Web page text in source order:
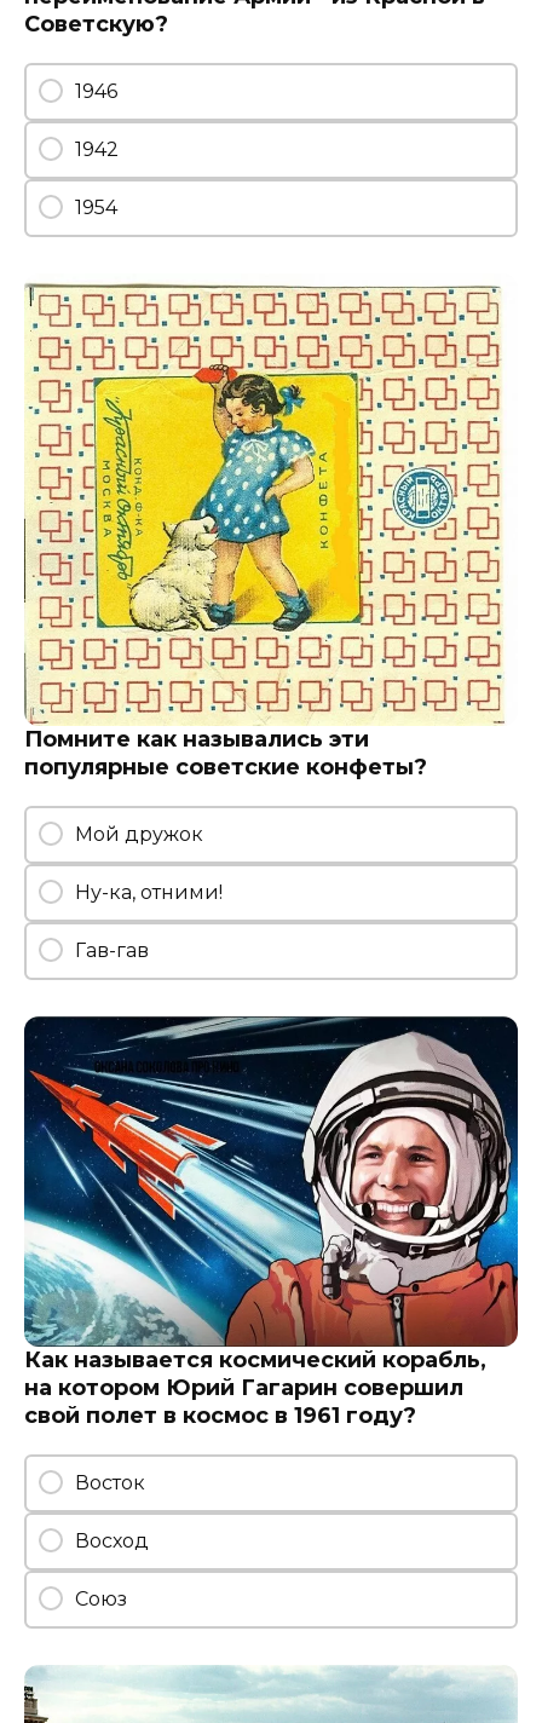
Советскую?
1946
1942
1954
Помните как назывались эти
популярные советские конфеты?
Мой дружок
Ну-ка, отними!
Гав-гав
Как называется космический корабль,
на котором Юрий Гагарин совершил
свой полет в космос в 1961 году?
Восток
Восход
Союз